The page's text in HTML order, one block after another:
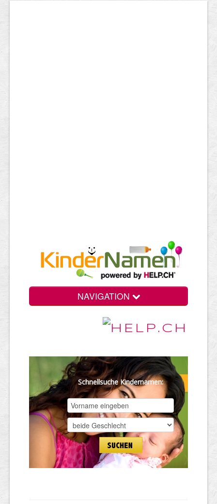
NAVIGATION
Schnellsuche Kindernamen: